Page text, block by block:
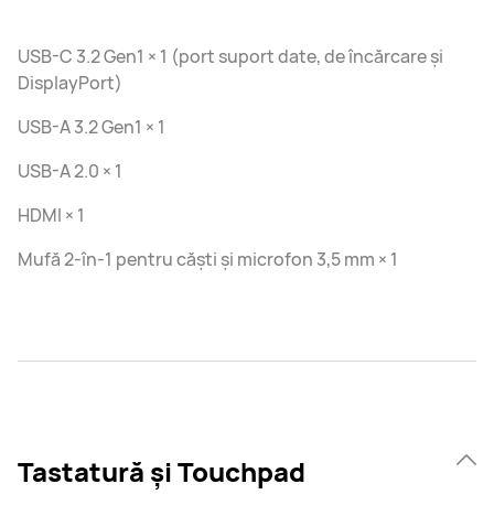
USB-C 3.2 Gen1 × 1 (port suport date, de încărcare și
DisplayPort)
USB-A 3.2 Gen1 × 1
USB-A 2.0 × 1
HDMI × 1
Mufă 2-în-1 pentru căști și microfon 3,5 mm × 1
Tastatură și Touchpad